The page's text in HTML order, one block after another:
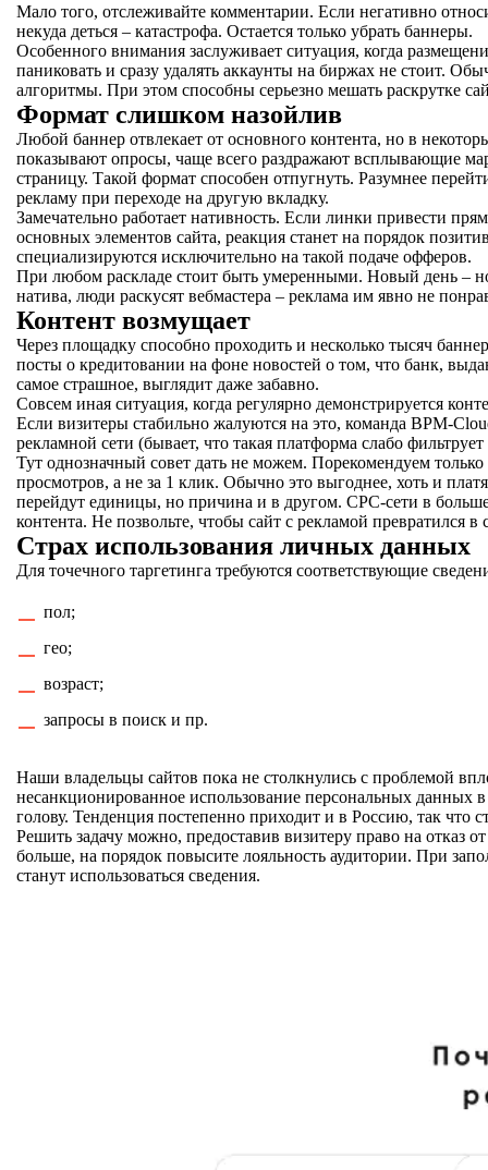
Мало того, отслеживайте комментарии. Если негативно
некуда деться – катастрофа. Остается только убрать баннеры.
Особенного внимания заслуживает ситуация, когда
паниковать и сразу удалять аккаунты на биржах не стоит.
алгоритмы. При этом способны серьезно мешать раскрутке
Формат слишком назойлив
Любой баннер отвлекает от основного контента, но в
показывают опросы, чаще всего раздражают всплывающие
страницу. Такой формат способен отпугнуть. Разумнее
рекламу при переходе на другую вкладку.
Замечательно работает нативность. Если линки привести
основных элементов сайта, реакция станет на порядок
специализируются исключительно на такой подаче офферов.
При любом раскладе стоит быть умеренными. Новый день –
натива, люди раскусят вебмастера – реклама им явно не
Контент возмущает
Через площадку способно проходить и несколько тысяч
посты о кредитовании на фоне новостей о том, что банк,
самое страшное, выглядит даже забавно.
Совсем иная ситуация, когда регулярно демонстрируется
Если визитеры стабильно жалуются на это, команда BPM-
рекламной сети (бывает, что такая платформа слабо
Тут однозначный совет дать не можем. Порекомендуем только
просмотров, а не за 1 клик. Обычно это выгоднее, хоть и
перейдут единицы, но причина и в другом. СРС-сети в
контента. Не позвольте, чтобы сайт с рекламой превратился
Страх использования личных данных
Для точечного таргетинга требуются соответствующие
пол;
гео;
возраст;
запросы в поиск и пр.
Наши владельцы сайтов пока не столкнулись с проблемой
несанкционированное использование персональных данных
голову. Тенденция постепенно приходит и в Россию, так что
Решить задачу можно, предоставив визитеру право на отказ
больше, на порядок повысите лояльность аудитории. При
станут использоваться сведения.